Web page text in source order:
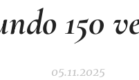
150
05.11.2025